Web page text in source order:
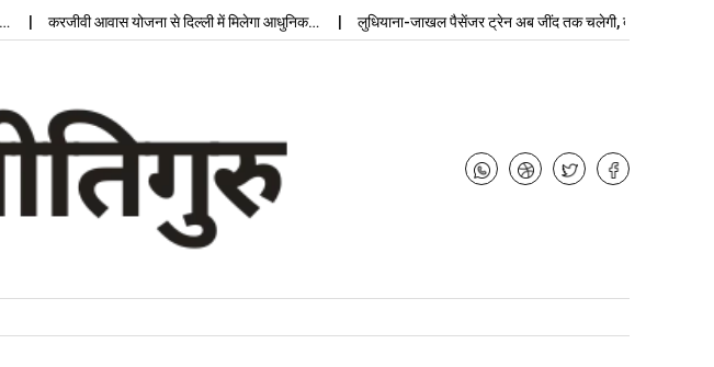
करजीवी आवास योजना से दिल्ली में मिलेगा आधुनिक… लुधियाना-जाखल पैसेंजर ट्रेन अब जींद तक चलेगी, बढ़ेगी…